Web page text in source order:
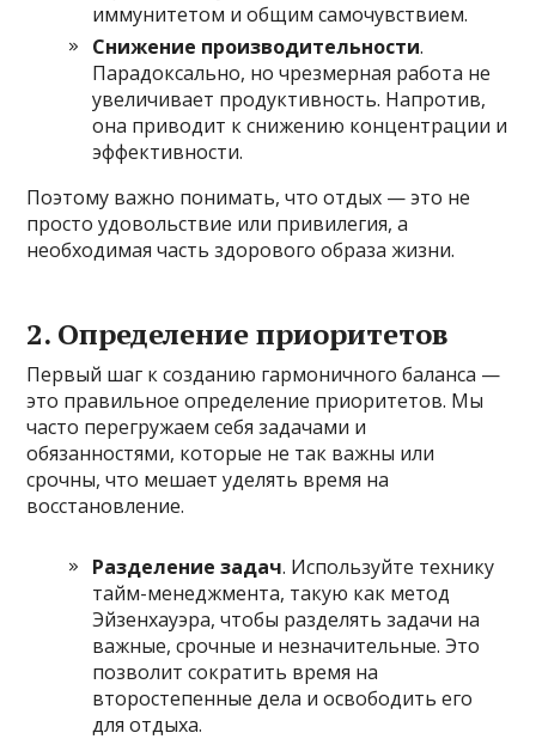
иммунитетом и общим самочувствием.
Снижение производительности.
Парадоксально, но чрезмерная работа не
увеличивает продуктивность. Напротив,
она приводит к снижению концентрации и
эффективности.
Поэтому важно понимать, что отдых — это не
просто удовольствие или привилегия, а
необходимая часть здорового образа жизни.
2. Определение приоритетов
Первый шаг к созданию гармоничного баланса —
это правильное определение приоритетов. Мы
часто перегружаем себя задачами и
обязанностями, которые не так важны или
срочны, что мешает уделять время на
восстановление.
Разделение задач. Используйте технику
тайм-менеджмента, такую как метод
Эйзенхауэра, чтобы разделять задачи на
важные, срочные и незначительные. Это
позволит сократить время на
второстепенные дела и освободить его
для отдыха.